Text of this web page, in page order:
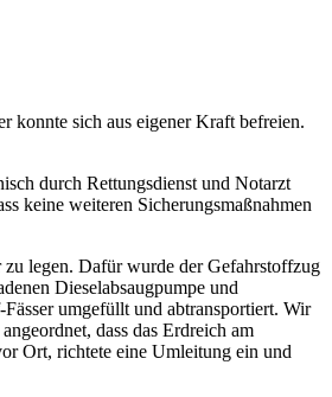
konnte sich aus eigener Kraft befreien.
durch Rettungsdienst und Notarzt
keine weiteren Sicherungsmaßnahmen
zu legen. Dafür wurde der Gefahrstoffzug
Dieselabsaugpumpe und
umgefüllt und abtransportiert. Wir
dass das Erdreich am
Ort, richtete eine Umleitung ein und